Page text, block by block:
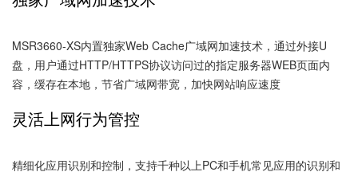
MSR3660-XS内置独家Web Cache广域网加速技术，通过外接U
盘，用户通过HTTP/HTTPS协议访问过的指定服务器WEB页面内
容，缓存在本地，节省广域网带宽，加快网站响应速度
灵活上网行为管控
精细化应用识别和控制，支持千种以上PC和手机常见应用的识别和